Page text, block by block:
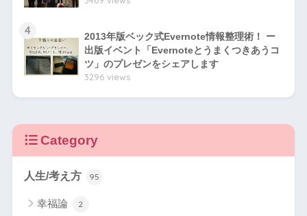
4
2013年版ベック式Evernote情報整理術！ ー
出版イベント「Evernoteとうまくつきあうコ
ツ」のプレゼンをシェアします
3296 views
Category
人生/考え方 95
幸福論 2